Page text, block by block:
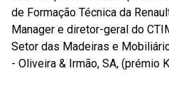
de Formação Técnica da
Manager e diretor-geral do
Setor das Madeiras e
- Oliveira & Irmão, SA, (prémio